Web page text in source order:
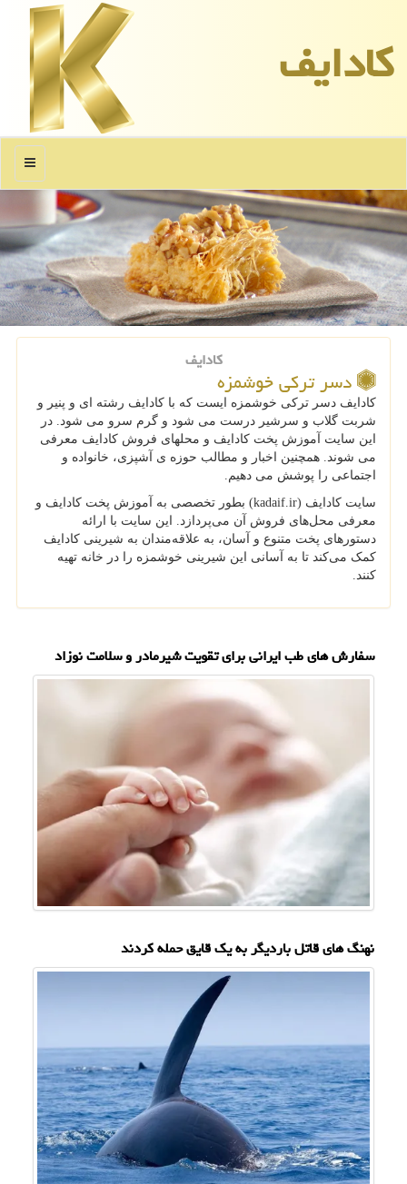
كادایف
منو
کادایف
دسر ترکی خوشمزه
كادایف دسر تركی خوشمزه ایست كه با كادایف رشته ای و پنیر و
شربت گلاب و سرشیر درست می شود و گرم سرو می شود. در
این سایت آموزش پخت كادایف و محلهای فروش كادایف معرفی
می شوند. همچنین اخبار و مطالب حوزه ی آشپزی، خانواده و
اجتماعی را پوشش می دهیم.
سایت کادایف (kadaif.ir) بطور تخصصی به آموزش پخت کادایف و
معرفی محل‌های فروش آن می‌پردازد. این سایت با ارائه
دستورهای پخت متنوع و آسان، به علاقه‌مندان به شیرینی کادایف
کمک می‌کند تا به آسانی این شیرینی خوشمزه را در خانه تهیه
کنند.
سفارش های طب ایرانی برای تقویت شیرمادر و سلامت نوزاد
نهنگ های قاتل باردیگر به یک قایق حمله کردند